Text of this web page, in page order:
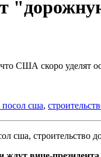
США скоро уделят
сша,